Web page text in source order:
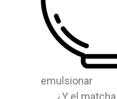
emulsionar